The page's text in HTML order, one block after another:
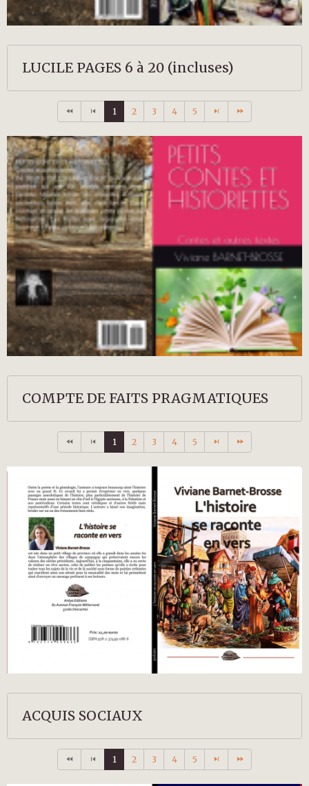
LUCILE PAGES 6 à 20 (incluses)
1 2 3 4 5
COMPTE DE FAITS PRAGMATIQUES
1 2 3 4 5
ACQUIS SOCIAUX
1 2 3 4 5